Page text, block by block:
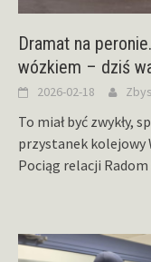
Dramat na
wózkiem – dziś
2026-02-18
To miał być zwykły,
przystanek kolejowy
Pociąg relacji Radom